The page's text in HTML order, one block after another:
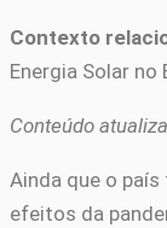
Contexto
Energia Solar no
Conteúdo
Ainda que o
efeitos da